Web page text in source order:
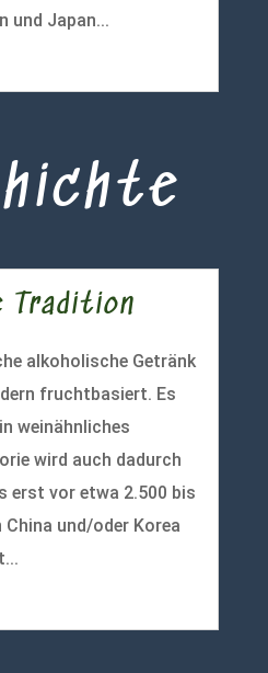
und Japan...
Tradition
alkoholische Getränk
fruchtbasiert. Es
weinähnliches
wird auch dadurch
erst vor etwa 2.500 bis
und/oder Korea